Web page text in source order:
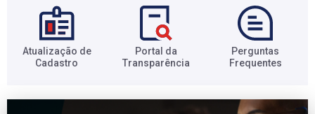
Atualização de
Cadastro​
Portal da
Transparência​
Perguntas
Frequentes​